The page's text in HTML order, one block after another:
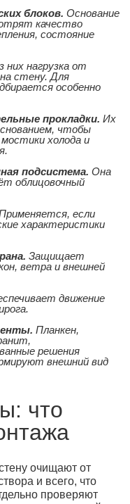
блоков. Основание
качество
состояние
них нагрузка от
стену. Для
особенно
прокладки. Их
чтобы
холода и
подсистема. Она
облицовочный
если
характеристики
Защищает
ветра и внешней
движение
Планкен,
решения
внешний вид
что
очищают от
и всего, что
проверяют